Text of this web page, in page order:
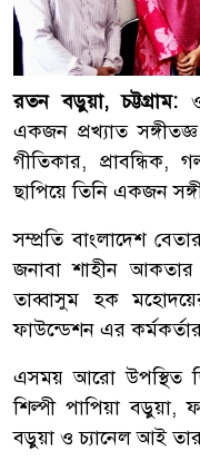
রতন বড়ুয়া, চট্টগ্রাম:
একজন প্রখ্যাত
গীতিকার,
ছাপিয়ে তিনি একজন
সম্প্রতি বাংলাদেশ
জনাবা শাহীন
তাব্বাসুম হক
ফাউন্ডেশন এর
এসময় আরো উপস্থিত
শিল্পী পাপিয়া বড়ুয়া,
বড়ুয়া ও চ্যানেল আই